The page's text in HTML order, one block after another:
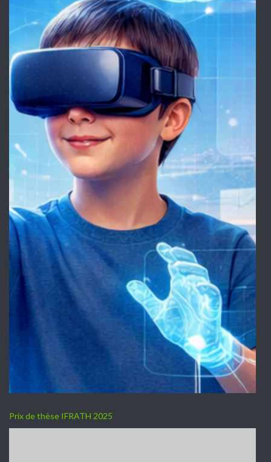
Prix de thèse IFRATH 2025